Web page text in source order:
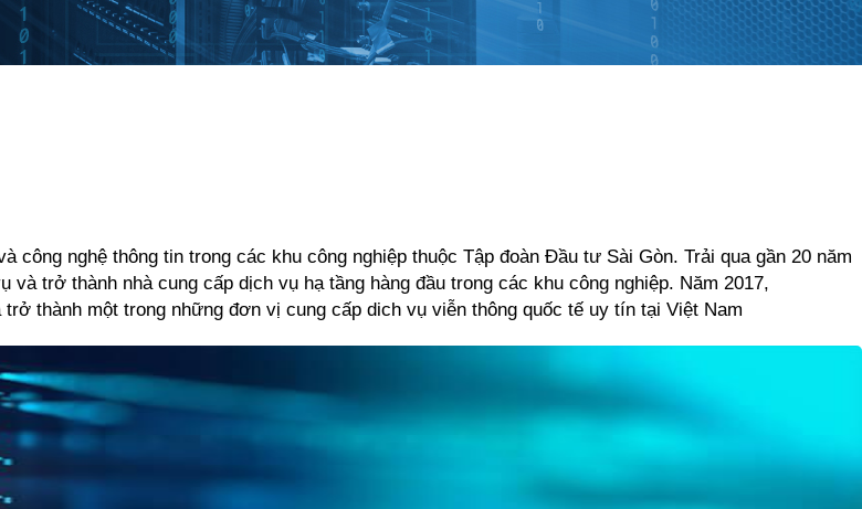
nghệ thông tin trong các khu công nghiệp thuộc Tập đoàn Đầu tư Sài Gòn. Trải qua gần 20 năm
trở thành nhà cung cấp dịch vụ hạ tầng hàng đầu trong các khu công nghiệp. Năm 2017,
thành một trong những đơn vị cung cấp dich vụ viễn thông quốc tế uy tín tại Việt Nam